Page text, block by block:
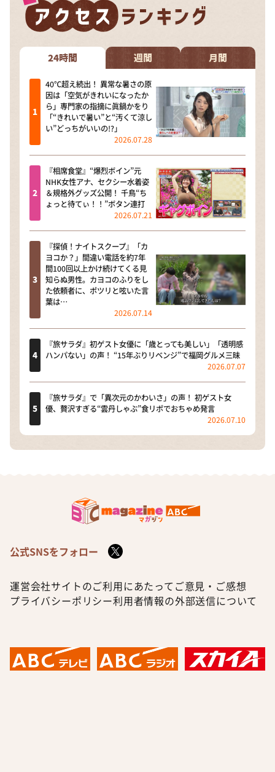
24時間 週間 月間
40℃超え続出！ 異常な暑さの原
因は「空気がきれいになったか
ら」専門家の指摘に眞鍋かをり
「“きれいで暑い”と“汚くて涼し
い”どっちがいいの!?」
2026.07.28
『相席食堂』“爆烈ボイン”元
NHK女性アナ、セクシー水着姿
＆規格外グッズ公開！ 千鳥“ち
ょっと待てぃ！！”ボタン連打
2026.07.21
『探偵！ナイトスクープ』「カ
ヨコか？」間違い電話を約7年
間100回以上かけ続けてくる見
知らぬ男性。カヨコのふりをし
た依頼者に、ポツリと呟いた言
葉は…
2026.07.14
『旅サラダ』初ゲスト女優に「歳とっても美しい」「透明感
ハンパない」の声！ “15年ぶりリベンジ”で福岡グルメ三昧
2026.07.07
『旅サラダ』で「異次元のかわいさ」の声！ 初ゲスト女
優、贅沢すぎる“雲丹しゃぶ”食リポでおちゃめ発言
2026.07.10
公式SNSをフォロー
運営会社サイトのご利用にあたって ご意見・ご感想
プライバシーポリシー利用者情報の外部送信について